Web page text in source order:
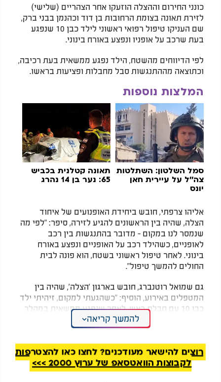
כונני החירום וההצלה הוזעקו אחר הצהריים (שלישי)
לזירת תאונה בצומת הרחובות בן דוד וכהנמן בבני ברק,
שם העניקו טיפול רפואי ראשוני לילד כבן 10 שנפגע
בעת שרכב על אופניו ונפצע באורח בינוני.
לפי הדיווחים מהשטח, הילד נפגע ממשאית בעת רכיבה,
וכתוצאה מההתנגשות סבל מחבלות ופציעות בראשו.
המלצות נוספות
סמל השלטון: השתלטות
צה''ל על עיירית חאן
יונס
תאונה קטלנית בכביש
65: נער בן 14 נהרג
אליהו צרפתי, חובש ביחידת האופנועים של איחוד
הצלה, שהיה בין הראשונים להגיע לזירה, סיפר: "לפי מה
שנמסר לנו במקום - מדובר בהתנגשות בין רכב
לאופניים, כשהילד רכב על האופניים ונפצע באורח
בינוני. לאחר טיפול ראשוני בשטח, הוא פונה לבית
החולים להמשך טיפול".
גם שמואל רוטנברג, חובש בארגון 'הצלה', שהיה בין
המטפלים באירוע, הוסיף: "כשהגעתי למקום, זיהיתי ילד
כבן 10 עם חבלת ראש, לאחר שנפגע ממשאית במהלך
רכיבה. יחד עם צוותי מד"א, הענקנו לו טיפול רפואי
שכלל קיבועים וחבישות, והוא פונה במצב בינוני לחדר
להמשך קריאה
רוצים להישאר מעודכנים? לחצו כאן להצטרפות
לקבוצות הוואטסאפ של ערוץ 2000 >>>